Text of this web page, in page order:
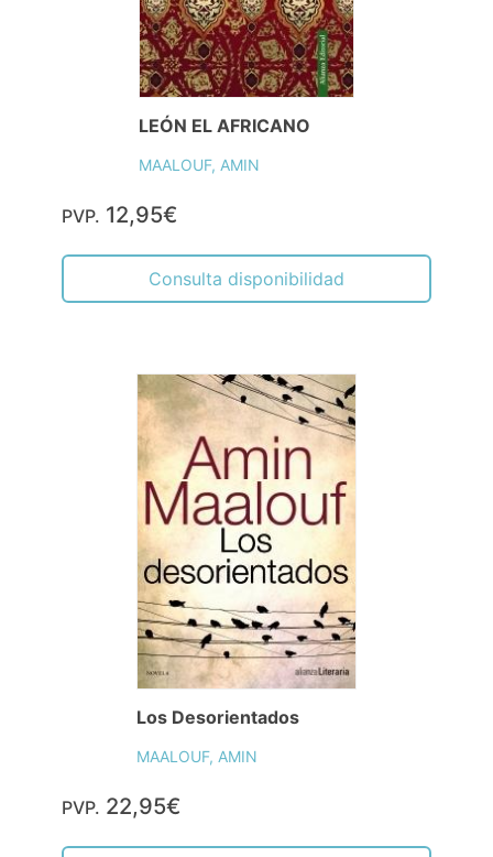
LEÓN EL AFRICANO
MAALOUF, AMIN
PVP. 12,95€
Consulta disponibilidad
Los Desorientados
MAALOUF, AMIN
PVP. 22,95€